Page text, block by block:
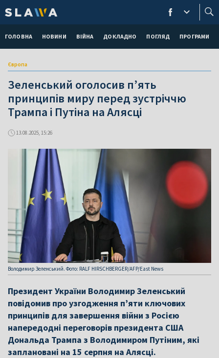
ГОЛОВНА НОВИНИ ВІЙНА ДОКЛАДНО ПОГЛЯД ПРОГРАМИ
Європа
Зеленський оголосив п’ять
принципів миру перед зустріччю
Трампа і Путіна на Алясці
13.08.2025, 15:26
Володимир Зеленський. Фото: RALF HIRSCHBERGER/AFP/East News
Президент України Володимир Зеленський
повідомив про узгодження п’яти ключових
принципів для завершення війни з Росією
напередодні переговорів президента США
Дональда Трампа з Володимиром Путіним, які
заплановані на 15 серпня на Алясці.